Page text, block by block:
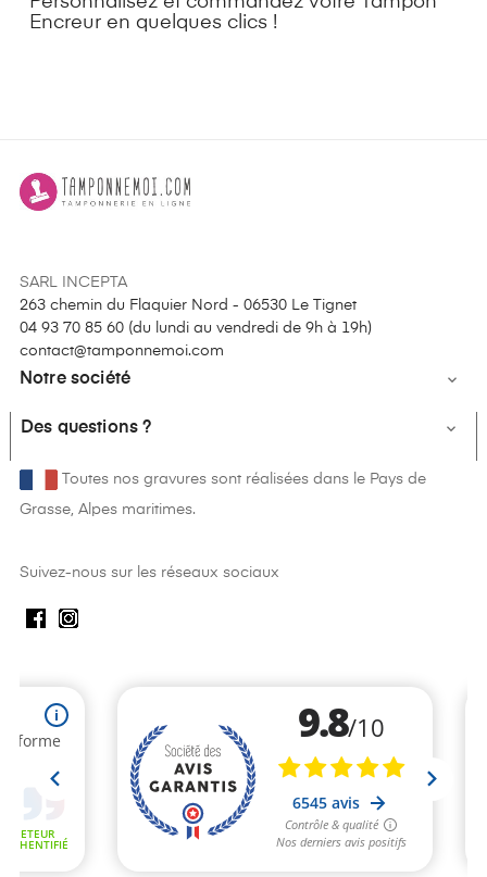
Encreur en quelques clics !
SARL INCEPTA
263 chemin du Flaquier Nord - 06530 Le Tignet
04 93 70 85 60 (du lundi au vendredi de 9h à 19h)
contact@tamponnemoi.com
Notre société 
Des questions ? 
Toutes nos gravures sont réalisées dans le Pays de
Grasse, Alpes maritimes.
Suivez-nous sur les réseaux sociaux